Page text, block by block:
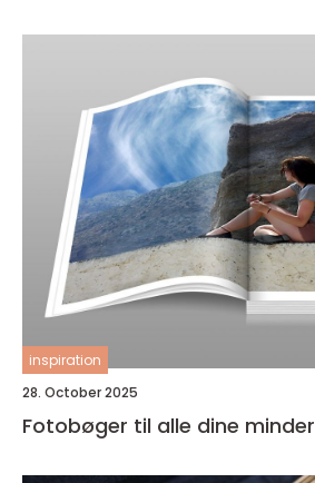
inspiration
28. October 2025
Fotobøger til alle dine minder